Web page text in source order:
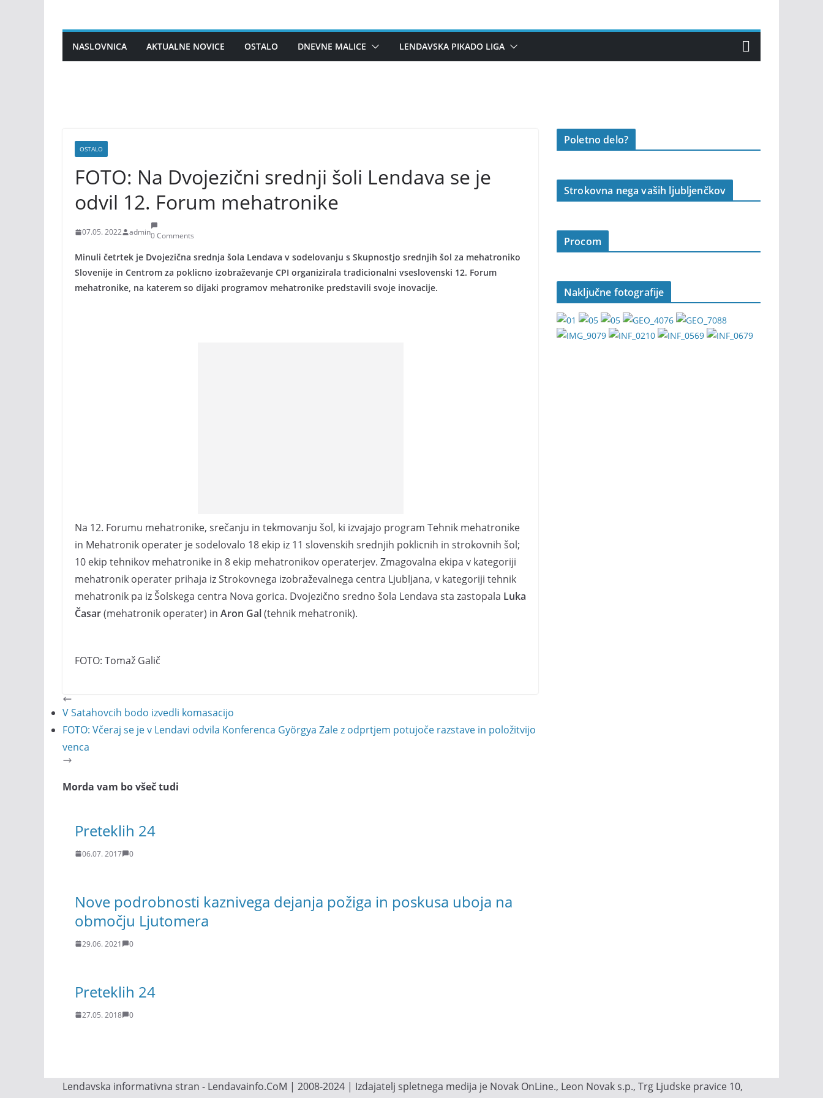
contentNASLOVNICA AKTUALNE NOVICE OSTALO DNEVNE MALICE LENDAVSKA PIKADO LIGA
OSTALO
FOTO: Na Dvojezični srednji šoli Lendava se je
odvil 12. Forum mehatronike
07.05. 2022 admin0 Comments
Minuli četrtek je Dvojezična srednja šola Lendava v sodelovanju s Skupnostjo srednjih šol za mehatroniko
Slovenije in Centrom za poklicno izobraževanje CPI organizirala tradicionalni vseslovenski 12. Forum
mehatronike, na katerem so dijaki programov mehatronike predstavili svoje inovacije.
Na 12. Forumu mehatronike, srečanju in tekmovanju šol, ki izvajajo program Tehnik mehatronike
in Mehatronik operater je sodelovalo 18 ekip iz 11 slovenskih srednjih poklicnih in strokovnih šol;
10 ekip tehnikov mehatronike in 8 ekip mehatronikov operaterjev. Zmagovalna ekipa v kategoriji
mehatronik operater prihaja iz Strokovnega izobraževalnega centra Ljubljana, v kategoriji tehnik
mehatronik pa iz Šolskega centra Nova gorica. Dvojezično sredno šola Lendava sta zastopala Luka
Časar(mehatronik operater) in Aron Gal(tehnik mehatronik).
FOTO: Tomaž Galič
V Satahovcih bodo izvedli komasacijo
FOTO: Včeraj se je v Lendavi odvila Konferenca Györgya Zale z odprtjem potujoče razstave in položitvijo
venca
Morda vam bo všeč tudi
Preteklih 24
06.07. 2017 0
Nove podrobnosti kaznivega dejanja požiga in poskusa uboja na
območju Ljutomera
29.06. 2021 0
Preteklih 24
27.05. 2018 0
Poletno delo?
Strokovna nega vaših ljubljenčkov
Procom
Naključne fotografije
Lendavska informativna stran - Lendavainfo.CoM | 2008-2024 | Izdajatelj spletnega medija je Novak OnLine., Leon Novak s.p., Trg Ljudske pravice 10,